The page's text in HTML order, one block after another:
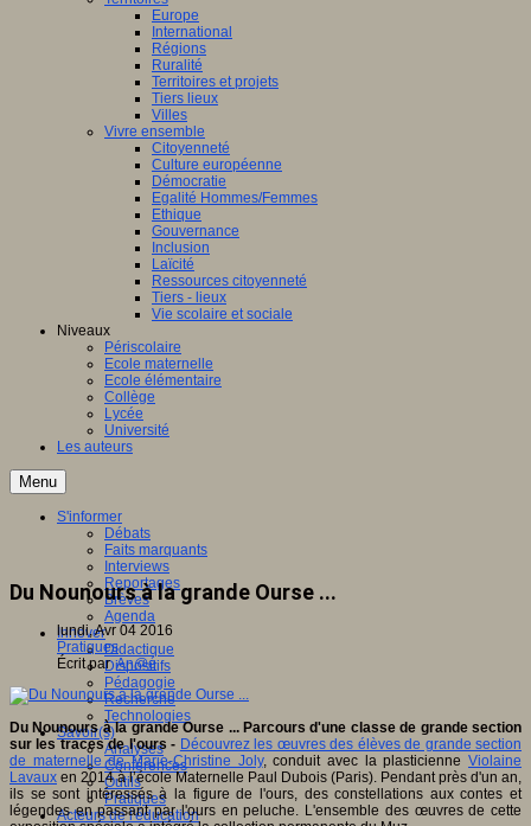
Europe
International
Régions
Ruralité
Territoires et projets
Tiers lieux
Villes
Vivre ensemble
Citoyenneté
Culture européenne
Démocratie
Egalité Hommes/Femmes
Ethique
Gouvernance
Inclusion
Laïcité
Ressources citoyenneté
Tiers - lieux
Vie scolaire et sociale
Niveaux
Périscolaire
Ecole maternelle
Ecole élémentaire
Collège
Lycée
Université
Les auteurs
Menu
S'informer
Débats
Faits marquants
Interviews
Reportages
Brèves
Agenda
Innover
Didactique
Dispositifs
Pédagogie
Recherche
Technologies
Savoir(s)
Analyses
Conférences
Outils
Pratiques
Acteurs de l'éducation
Du Nounours à la grande Ourse ...
lundi, Avr 04 2016
Pratiques
Écrit parAn@é
Du Nounours à la grande Ourse ... Parcours d'une classe de grande section
sur les traces de l'ours - Découvrez les œuvres des élèves de grande section
de maternelle de Marie-Christine Joly, conduit avec la plasticienneViolaine
Lavaux en 2014 à l’école Maternelle Paul Dubois (Paris). Pendant près d'un an,
ils se sont intéressés à la figure de l'ours, des constellations aux contes et
légendes en passant par l'ours en peluche. L'ensemble des œuvres de cette